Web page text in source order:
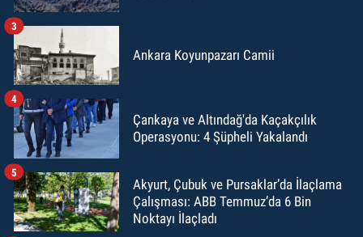
Ankara Koyunpazarı Camii
3
Çankaya ve Altındağ'da Kaçakçılık
Operasyonu: 4 Şüpheli Yakalandı
4
Akyurt, Çubuk ve Pursaklar’da İlaçlama
Çalışması: ABB Temmuz’da 6 Bin
Noktayı İlaçladı
5